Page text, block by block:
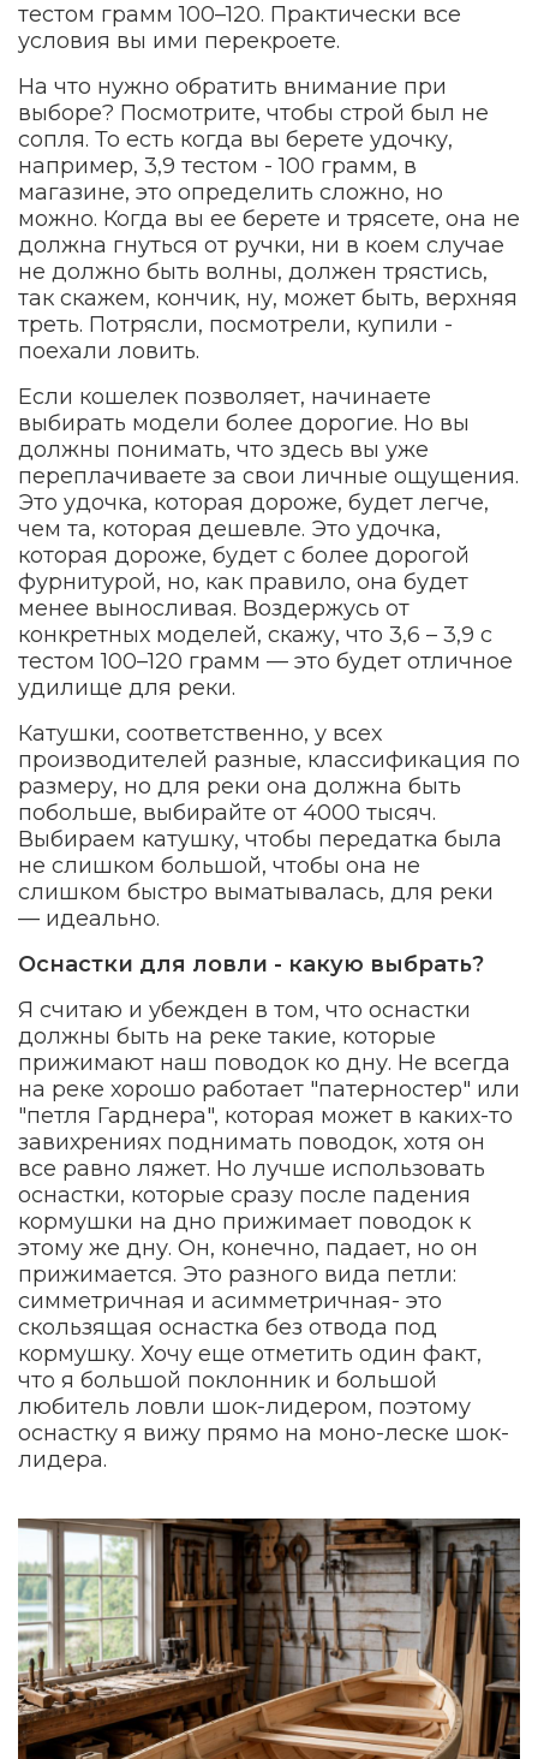
тестом грамм 100–120. Практически все
условия вы ими перекроете.
На что нужно обратить внимание при
выборе? Посмотрите, чтобы строй был не
сопля. То есть когда вы берете удочку,
например, 3,9 тестом - 100 грамм, в
магазине, это определить сложно, но
можно. Когда вы ее берете и трясете, она не
должна гнуться от ручки, ни в коем случае
не должно быть волны, должен трястись,
так скажем, кончик, ну, может быть, верхняя
треть. Потрясли, посмотрели, купили -
поехали ловить.
Если кошелек позволяет, начинаете
выбирать модели более дорогие. Но вы
должны понимать, что здесь вы уже
переплачиваете за свои личные ощущения.
Это удочка, которая дороже, будет легче,
чем та, которая дешевле. Это удочка,
которая дороже, будет с более дорогой
фурнитурой, но, как правило, она будет
менее выносливая. Воздержусь от
конкретных моделей, скажу, что 3,6 – 3,9 с
тестом 100–120 грамм — это будет отличное
удилище для реки.
Катушки, соответственно, у всех
производителей разные, классификация по
размеру, но для реки она должна быть
побольше, выбирайте от 4000 тысяч.
Выбираем катушку, чтобы передатка была
не слишком большой, чтобы она не
слишком быстро выматывалась, для реки
— идеально.
Оснастки для ловли - какую выбрать?
Я считаю и убежден в том, что оснастки
должны быть на реке такие, которые
прижимают наш поводок ко дну. Не всегда
на реке хорошо работает "патерностер" или
"петля Гарднера", которая может в каких-то
завихрениях поднимать поводок, хотя он
все равно ляжет. Но лучше использовать
оснастки, которые сразу после падения
кормушки на дно прижимает поводок к
этому же дну. Он, конечно, падает, но он
прижимается. Это разного вида петли:
симметричная и асимметричная- это
скользящая оснастка без отвода под
кормушку. Хочу еще отметить один факт,
что я большой поклонник и большой
любитель ловли шок-лидером, поэтому
оснастку я вижу прямо на моно-леске шок-
лидера.